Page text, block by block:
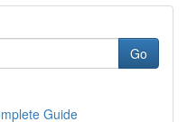
Go
Guide